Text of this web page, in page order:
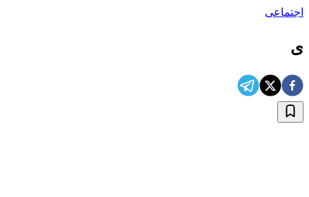
اجتماعی
ی